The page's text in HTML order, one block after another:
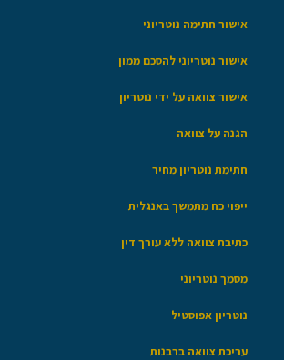
אישור חתימה נוטריוני
אישור נוטריוני להסכם ממון
אישור צוואה על ידי נוטריון
הגנה על צוואה
חתימת נוטריון מחיר
ייפוי כח מתמשך באנגלית
כתיבת צוואה ללא עורך דין
מסמך נוטריוני
נוטריון אפוסטיל
עריכת צוואה ברבנות